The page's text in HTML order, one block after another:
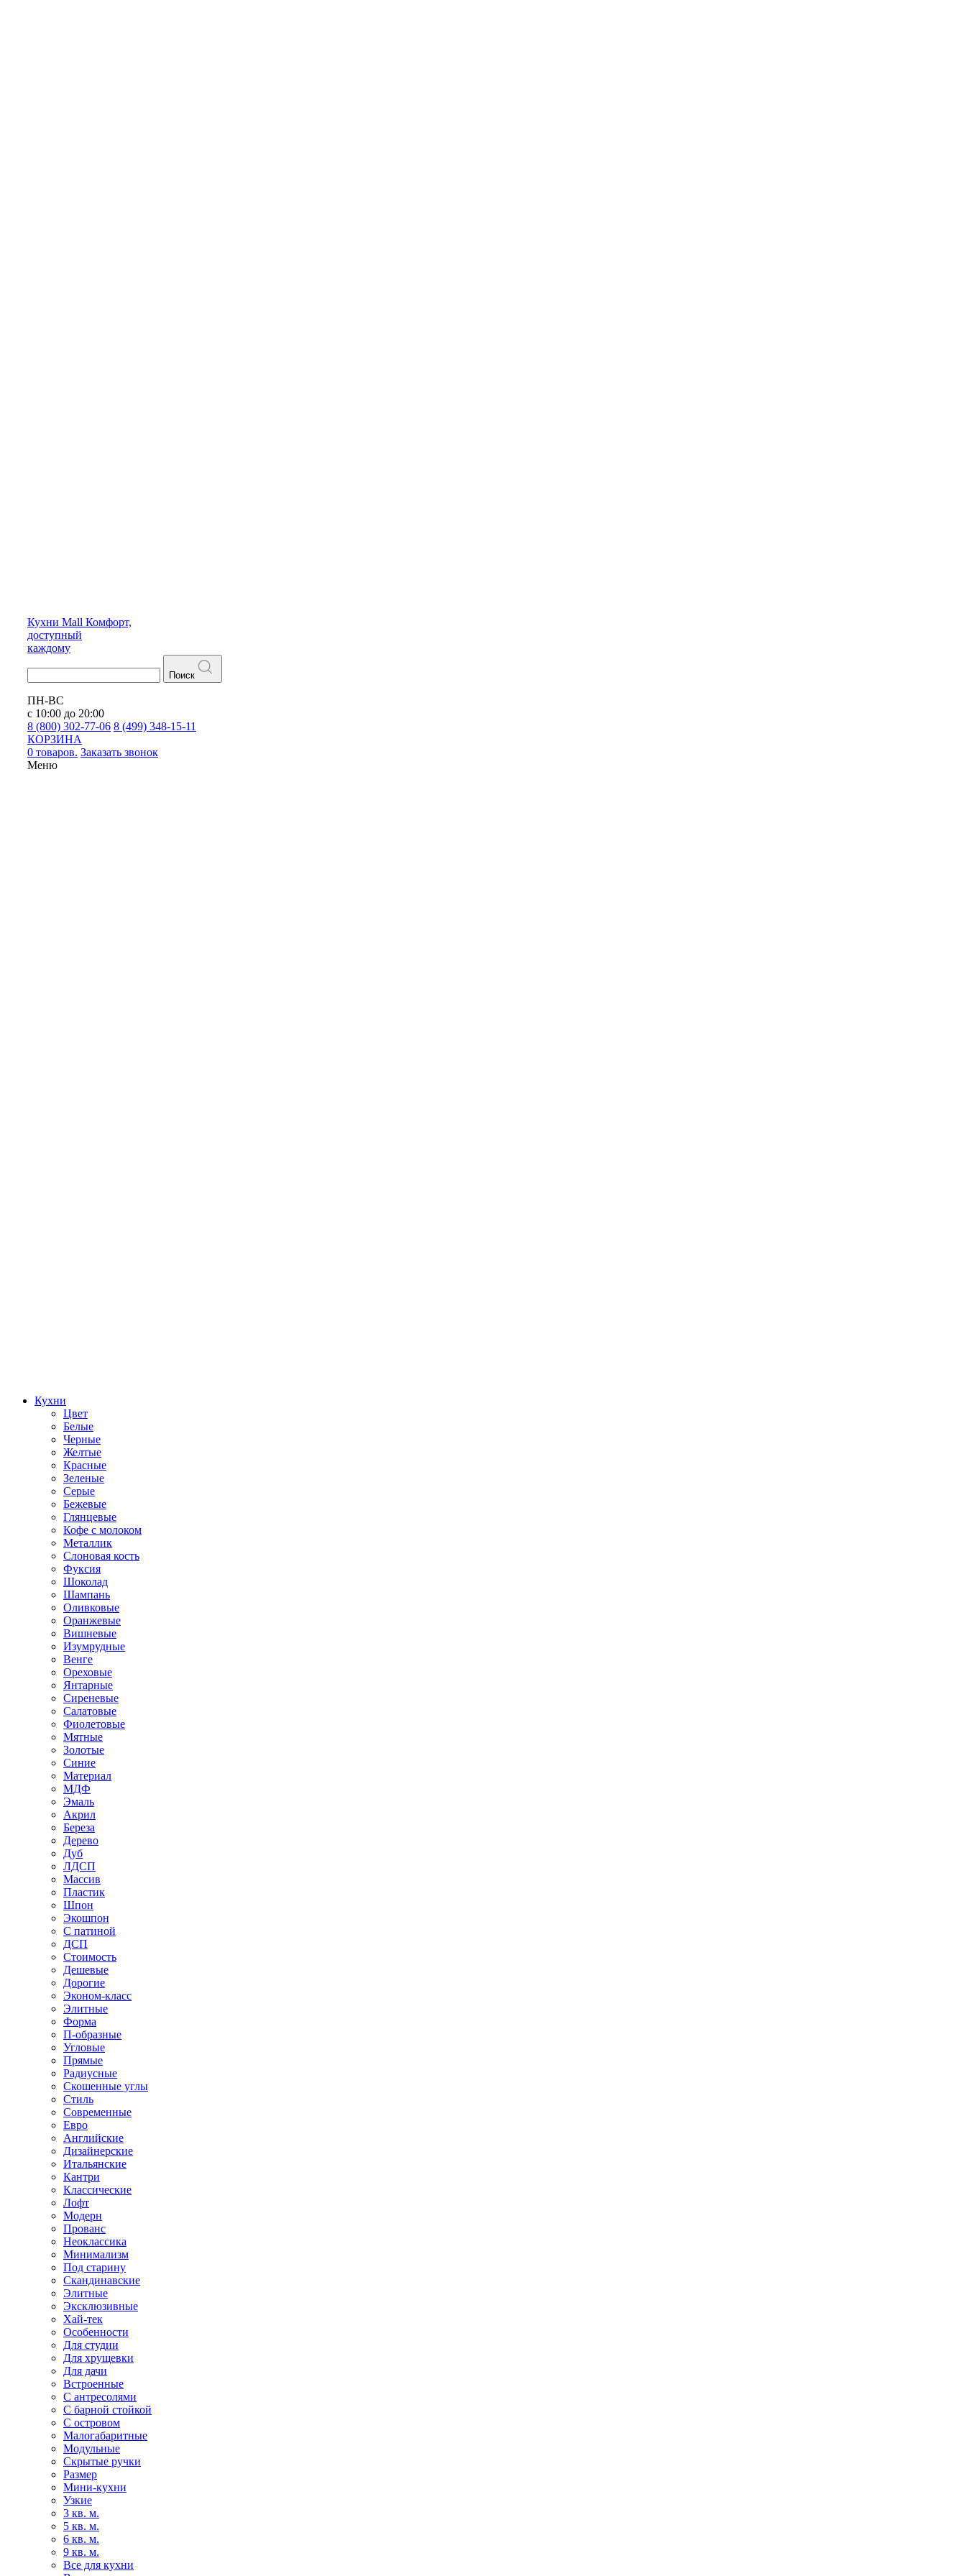
Кухни Mall Комфорт,
доступный
каждому
Поиск
ПН-ВС
с 10:00 до 20:00
8 (800) 302-77-06 8 (499) 348-15-11
КОРЗИНА
0 товаров. Заказать звонок
Меню
Кухни
Цвет
Белые
Черные
Желтые
Красные
Зеленые
Серые
Бежевые
Глянцевые
Кофе с молоком
Металлик
Слоновая кость
Фуксия
Шоколад
Шампань
Оливковые
Оранжевые
Вишневые
Изумрудные
Венге
Ореховые
Янтарные
Сиреневые
Салатовые
Фиолетовые
Мятные
Золотые
Синие
Материал
МДФ
Эмаль
Акрил
Береза
Дерево
Дуб
ЛДСП
Массив
Пластик
Шпон
Экошпон
С патиной
ДСП
Стоимость
Дешевые
Дорогие
Эконом-класс
Элитные
Форма
П-образные
Угловые
Прямые
Радиусные
Скошенные углы
Стиль
Современные
Евро
Английские
Дизайнерские
Итальянские
Кантри
Классические
Лофт
Модерн
Прованс
Неоклассика
Минимализм
Под старину
Скандинавские
Элитные
Эксклюзивные
Хай-тек
Особенности
Для студии
Для хрущевки
Для дачи
Встроенные
С антресолями
С барной стойкой
С островом
Малогабаритные
Модульные
Скрытые ручки
Размер
Мини-кухни
Узкие
3 кв. м.
5 кв. м.
6 кв. м.
9 кв. м.
Все для кухни